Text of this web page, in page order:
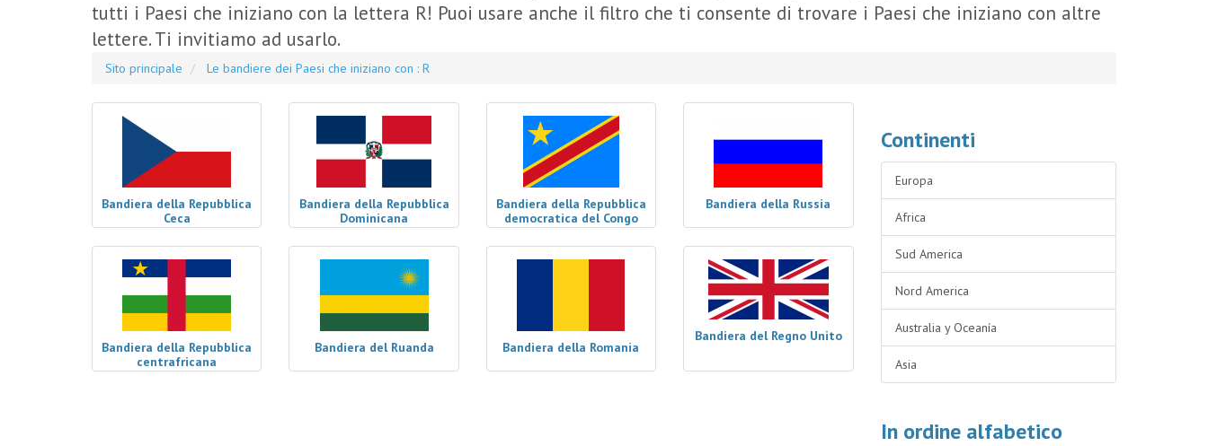
tutti i Paesi che iniziano con la lettera R! Puoi usare anche il filtro che ti consente di trovare i Paesi che iniziano con altre
lettere. Ti invitiamo ad usarlo.
Sito principale Le bandiere dei Paesi che iniziano con : R
Bandiera della Repubblica
Ceca
Bandiera della Repubblica
Dominicana
Bandiera della Repubblica
democratica del Congo
Bandiera della Russia
Bandiera della Repubblica
centrafricana
Bandiera del Ruanda Bandiera della Romania
Bandiera del Regno Unito
Continenti
Europa
Africa
Sud America
Nord America
Australia y Oceanía
Asia
In ordine alfabetico